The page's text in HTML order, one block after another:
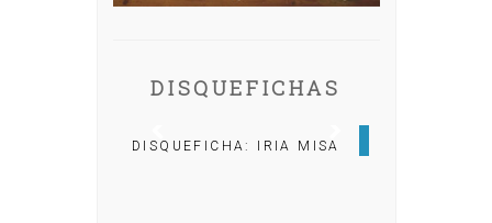
DISQUEFICHAS
DISQUEFICHA: IRIA MISA
DISQUEFICHA: ÓLÖF